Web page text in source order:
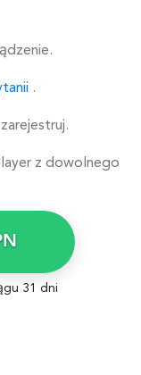
.
z dowolnego
31 dni